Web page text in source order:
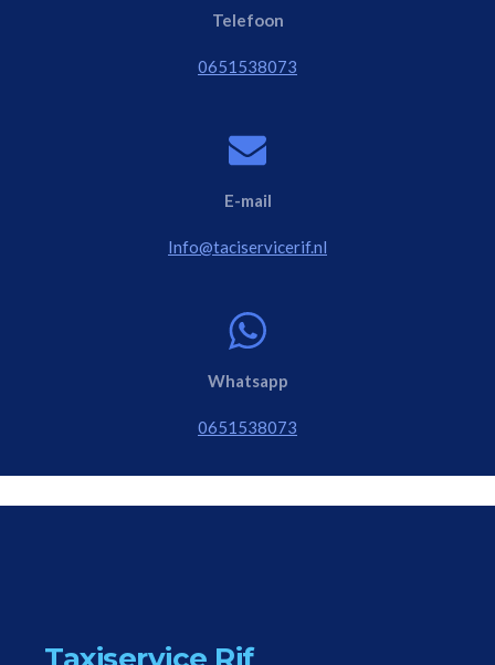
Telefoon
0651538073
E-mail
Info@taciservicerif.nl
Whatsapp
0651538073